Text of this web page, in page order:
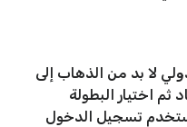
لا بد من الذهاب إلى
ثم اختيار البطولة
تسجيل الدخول